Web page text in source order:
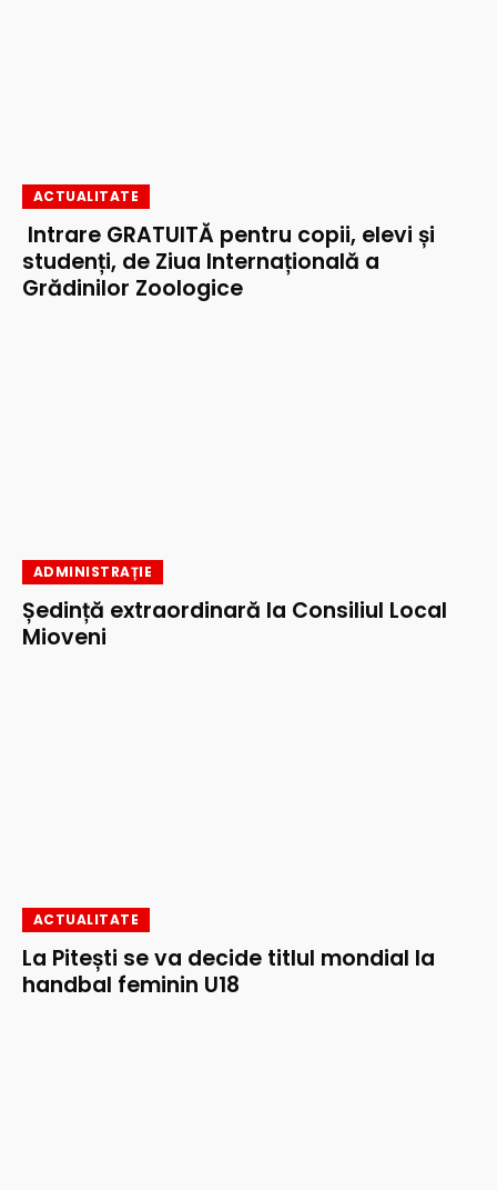
ACTUALITATE
Intrare GRATUITĂ pentru copii, elevi și
studenți, de Ziua Internațională a
Grădinilor Zoologice
ADMINISTRAȚIE
Ședință extraordinară la Consiliul Local
Mioveni
ACTUALITATE
La Pitești se va decide titlul mondial la
handbal feminin U18